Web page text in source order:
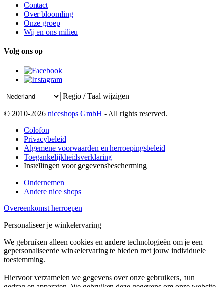
Contact
Over bloomling
Onze groep
Wij en ons milieu
Volg ons op
Regio / Taal wijzigen
© 2010-2026 niceshops GmbH - All rights reserved.
Colofon
Privacybeleid
Algemene voorwaarden en herroepingsbeleid
Toegankelijkheidsverklaring
Instellingen voor gegevensbescherming
Ondernemen
Andere nice shops
Overeenkomst herroepen
Personaliseer je winkelervaring
We gebruiken alleen cookies en andere technologieën om je een
gepersonaliseerde winkelervaring te bieden met jouw individuele
toestemming.
Hiervoor verzamelen we gegevens over onze gebruikers, hun